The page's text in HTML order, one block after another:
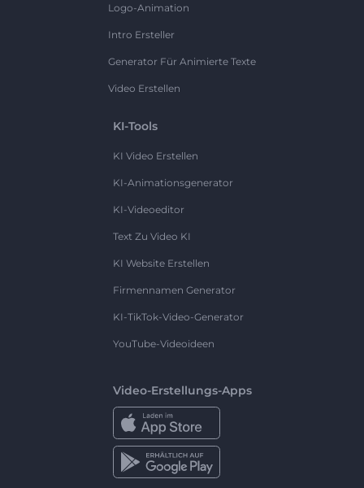
Logo-Animation
Intro Ersteller
Generator Für Animierte Texte
Video Erstellen
KI-Tools
KI Video Erstellen
KI-Animationsgenerator
KI-Videoeditor
Text Zu Video KI
KI Website Erstellen
Firmennamen Generator
KI-TikTok-Video-Generator
YouTube-Videoideen
Video-Erstellungs-Apps